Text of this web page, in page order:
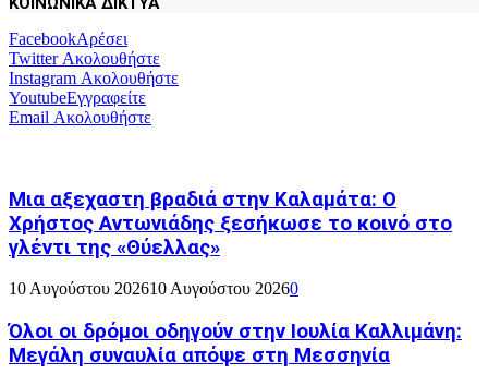
FacebookΑρέσει
TwitterΑκολουθήστε
Instagram Ακολουθήστε
YoutubeΕγγραφείτε
Email Ακολουθήστε
Μια αξεχαστη βραδιά στην Καλαμάτα: Ο
Χρήστος Αντωνιάδης ξεσήκωσε το κοινό στο
γλέντι της «Θύελλας»
10 Αυγούστου 202610 Αυγούστου 20260
Όλοι οι δρόμοι οδηγούν στην Ιουλία Καλλιμάνη:
Μεγάλη συναυλία απόψε στη Μεσσηνία